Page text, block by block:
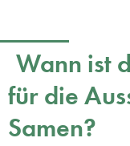
Wann ist
für die
Samen?